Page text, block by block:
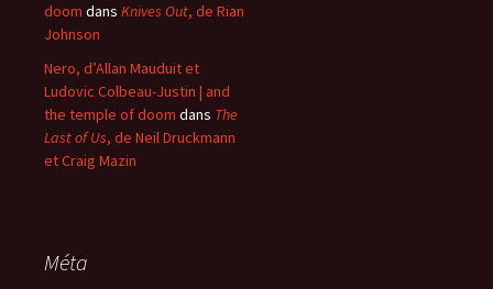
doom dans Knives Out, de Rian
Johnson
Nero, d’Allan Mauduit et
Ludovic Colbeau-Justin | and
the temple of doom dans The
Last of Us, de Neil Druckmann
et Craig Mazin
Méta